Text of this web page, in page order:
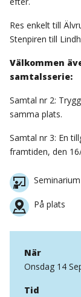
Res enkelt till
Stenpiren till
Välkommen
samtalsserie:
Samtal nr 2:
samma plats.
Samtal nr 3: En
framtiden, den
Seminarium
På plats
När
Onsdag 14
Tid